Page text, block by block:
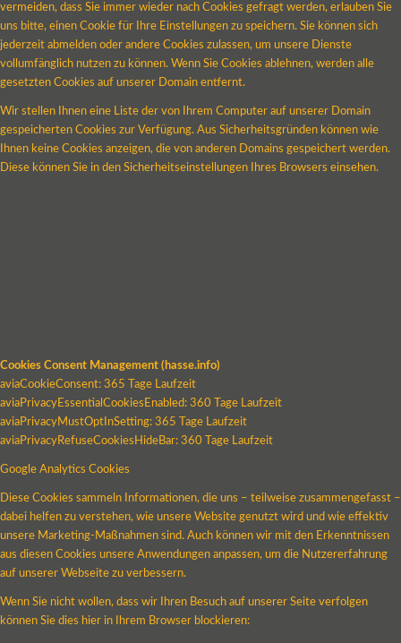
vermeiden, dass Sie immer wieder nach Cookies gefragt werden, erlauben Sie
uns bitte, einen Cookie für Ihre Einstellungen zu speichern. Sie können sich
jederzeit abmelden oder andere Cookies zulassen, um unsere Dienste
vollumfänglich nutzen zu können. Wenn Sie Cookies ablehnen, werden alle
gesetzten Cookies auf unserer Domain entfernt.
Wir stellen Ihnen eine Liste der von Ihrem Computer auf unserer Domain
gespeicherten Cookies zur Verfügung. Aus Sicherheitsgründen können wie
Ihnen keine Cookies anzeigen, die von anderen Domains gespeichert werden.
Diese können Sie in den Sicherheitseinstellungen Ihres Browsers einsehen.
Cookies Consent Management (hasse.info)
aviaCookieConsent: 365 Tage Laufzeit
aviaPrivacyEssentialCookiesEnabled: 360 Tage Laufzeit
aviaPrivacyMustOptInSetting: 365 Tage Laufzeit
aviaPrivacyRefuseCookiesHideBar: 360 Tage Laufzeit
Google Analytics Cookies
Diese Cookies sammeln Informationen, die uns – teilweise zusammengefasst –
dabei helfen zu verstehen, wie unsere Website genutzt wird und wie effektiv
unsere Marketing-Maßnahmen sind. Auch können wir mit den Erkenntnissen
aus diesen Cookies unsere Anwendungen anpassen, um die Nutzererfahrung
auf unserer Webseite zu verbessern.
Wenn Sie nicht wollen, dass wir Ihren Besuch auf unserer Seite verfolgen
können Sie dies hier in Ihrem Browser blockieren: